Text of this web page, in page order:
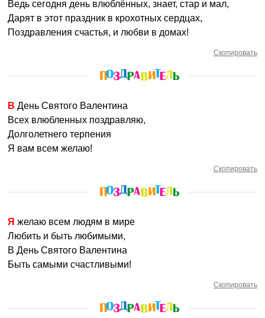
Ведь сегодня день влюблённых, знает, стар и мал,
Дарят в этот праздник в крохотных сердцах,
Поздравления счастья, и любви в домах!
Скопировать
В День Святого Валентина
Всех влюбленных поздравляю,
Долголетнего терпения
Я вам всем желаю!
Скопировать
Я желаю всем людям в мире
Любить и быть любимыми,
В День Святого Валентина
Быть самыми счастливыми!
Скопировать